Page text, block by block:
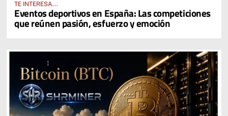
TE INTERESA...
Eventos deportivos en España: Las competiciones
que reúnen pasión, esfuerzo y emoción